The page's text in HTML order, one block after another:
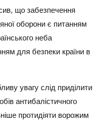
що забезпечення
оборони є питанням
неба
для безпеки країни в
увагу слід приділити
антибалістичного
протидіяти ворожим